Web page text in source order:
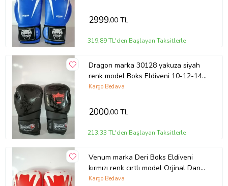
10-12-14 16 OZ büyüklükte
İstediğiniz Bedeni msj ile bildiriniz
2999,00 TL
319,89 TL'den Başlayan Taksitlerle
Dragon marka 30128 yakuza siyah
renk model Boks Eldiveni 10-12-14
oz büyüklükte Orjinal
Kargo Bedava
2000,00 TL
213,33 TL'den Başlayan Taksitlerle
Venum marka Deri Boks Eldiveni
kırmızı renk cırtlı model Orjinal Dana
derisidir İTHAL ÜRÜNDÜR
Kargo Bedava